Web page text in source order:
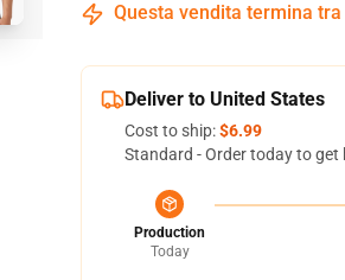
Questa vendita termina tra
Deliver to United States
Cost to ship:$6.99
Standard - Order today to get
Production
Today